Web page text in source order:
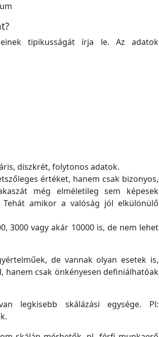
tipikusságát írja le. Az adatok
diszkrét, folytonos adatok.
értéket, hanem csak bizonyos,
még elméletileg sem képesek
Tehát amikor a valóság jól elkülönülő
3000 vagy akár 10000 is, de nem lehet
de vannak olyan esetek is,
hanem csak önkényesen definiálhatóak
legkisebb skálázási egysége. Pl: